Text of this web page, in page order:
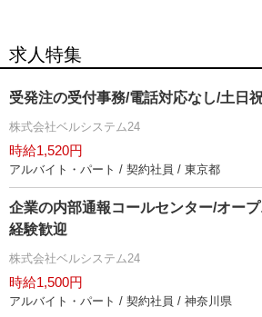
求人特集
受発注の受付事務/電話対応なし/土日
株式会社ベルシステム24
時給1,520円
アルバイト・パート / 契約社員 / 東京都
企業の内部通報コールセンター/オー
経験歓迎
株式会社ベルシステム24
時給1,500円
アルバイト・パート / 契約社員 / 神奈川県